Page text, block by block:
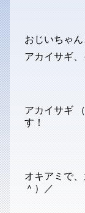
おじいちゃ
アカイサギ
アカイサギ
す！
オキアミで
＾）／